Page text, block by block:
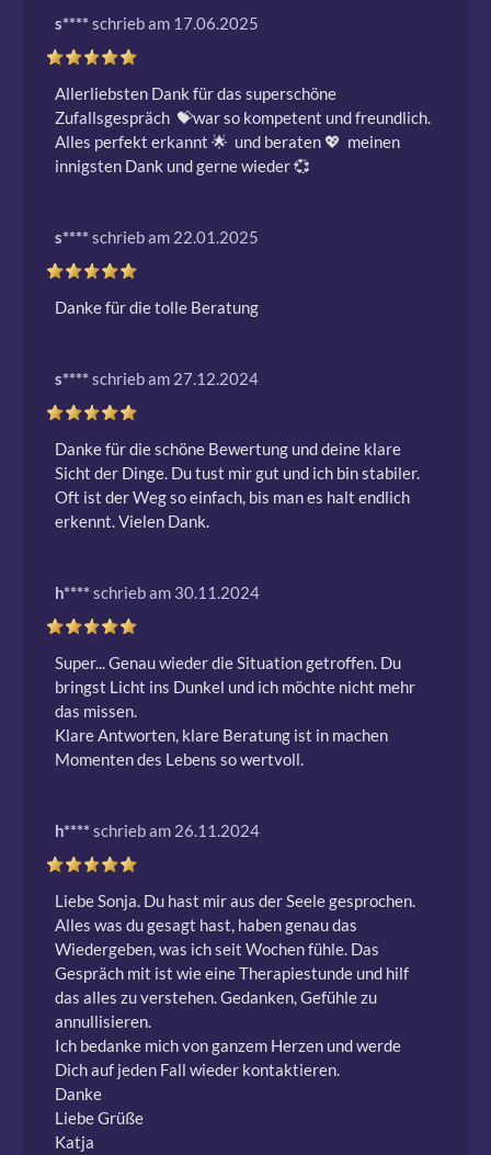
s****schrieb am 17.06.2025
Allerliebsten Dank für das superschöne
Zufallsgespräch  💝war so kompetent und freundlich.
Alles perfekt erkannt 🌟  und beraten 💖  meinen
innigsten Dank und gerne wieder 💞
s****schrieb am 22.01.2025
Danke für die tolle Beratung
s****schrieb am 27.12.2024
Danke für die schöne Bewertung und deine klare
Sicht der Dinge. Du tust mir gut und ich bin stabiler.
Oft ist der Weg so einfach, bis man es halt endlich
erkennt. Vielen Dank.
h****schrieb am 30.11.2024
Super... Genau wieder die Situation getroffen. Du
bringst Licht ins Dunkel und ich möchte nicht mehr
das missen.
Klare Antworten, klare Beratung ist in machen
Momenten des Lebens so wertvoll.
h****schrieb am 26.11.2024
Liebe Sonja. Du hast mir aus der Seele gesprochen.
Alles was du gesagt hast, haben genau das
Wiedergeben, was ich seit Wochen fühle. Das
Gespräch mit ist wie eine Therapiestunde und hilf
das alles zu verstehen. Gedanken, Gefühle zu
annullisieren.
Ich bedanke mich von ganzem Herzen und werde
Dich auf jeden Fall wieder kontaktieren.
Danke
Liebe Grüße
Katja